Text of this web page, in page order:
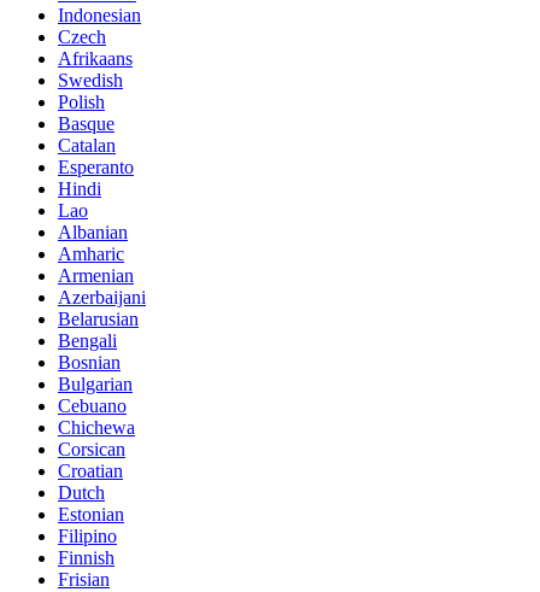
Indonesian
Czech
Afrikaans
Swedish
Polish
Basque
Catalan
Esperanto
Hindi
Lao
Albanian
Amharic
Armenian
Azerbaijani
Belarusian
Bengali
Bosnian
Bulgarian
Cebuano
Chichewa
Corsican
Croatian
Dutch
Estonian
Filipino
Finnish
Frisian